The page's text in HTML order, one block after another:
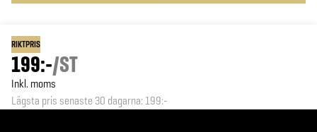
RIKTPRIS
199:-/ST
Inkl. moms
Lägsta pris senaste 30 dagarna: 199:-